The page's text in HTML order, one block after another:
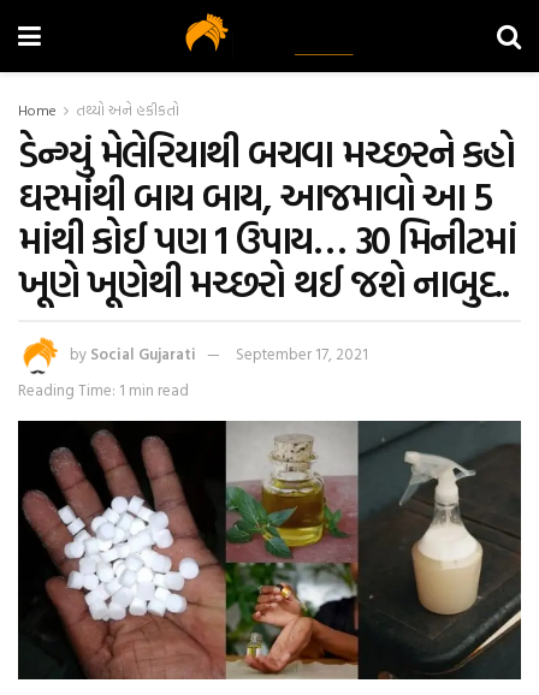
Home તથ્યો અને હકીકતો
ડેન્ગ્યું મેલેરિયાથી બચવા મચ્છરને કહો
ઘરમાંથી બાય બાય, આજમાવો આ 5
માંથી કોઈ પણ 1 ઉપાય… 30 મિનીટમાં
ખૂણે ખૂણેથી મચ્છરો થઈ જશે નાબુદ..
by Social Gujarati
September 17, 2021
Reading Time: 1 min read